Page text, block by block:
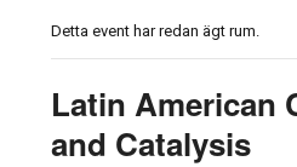
Detta event har redan ägt rum.
Latin American
and Catalysis